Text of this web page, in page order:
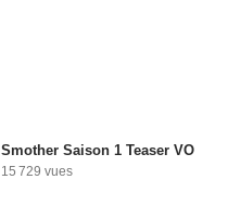
Smother Saison 1 Teaser VO
15 729 vues